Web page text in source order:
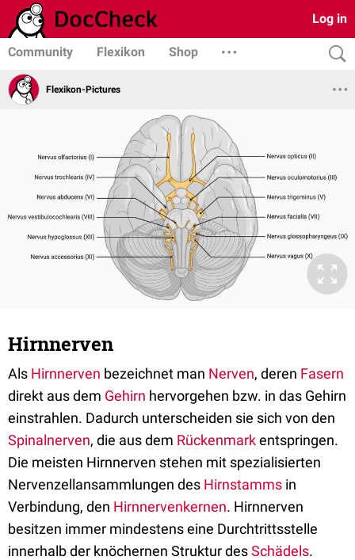
Log in
Community Flexikon Shop
Flexikon-Pictures
Hirnnerven
Als Hirnnerven bezeichnet man Nerven, deren Fasern
direkt aus dem Gehirn hervorgehen bzw. in das Gehirn
einstrahlen. Dadurch unterscheiden sie sich von den
Spinalnerven, die aus dem Rückenmarkentspringen.
Die meisten Hirnnerven stehen mit spezialisierten
Nervenzellansammlungen des Hirnstamms in
Verbindung, den Hirnnervenkernen. Hirnnerven
besitzen immer mindestens eine Durchtrittsstelle
innerhalb der knöchernen Struktur desSchädels.